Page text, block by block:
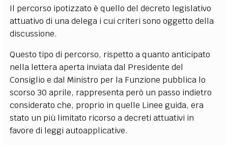
Il percorso ipotizzato è quello del decreto legislativo
attuativo di una delega i cui criteri sono oggetto della
discussione.
Questo tipo di percorso, rispetto a quanto anticipato
nella lettera aperta inviata dal Presidente del
Consiglio e dal Ministro per la Funzione pubblica lo
scorso 30 aprile, rappresenta però un passo indietro
considerato che, proprio in quelle Linee guida, era
stato un più limitato ricorso a decreti attuativi in
favore di leggi autoapplicative.